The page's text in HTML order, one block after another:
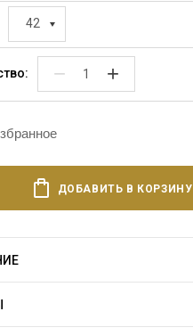
42
− +
ДОБАВИТЬ В КОРЗИНУ